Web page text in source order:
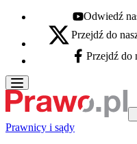
Youtube - otwiera
Odwiedź
X - otwiera się w nowej
Przejdź do
Facebook - otwiera
Przejdź do
Prawnicy i sądy